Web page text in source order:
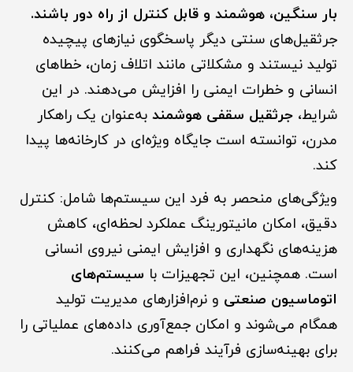
بار سنگین، هوشمند و قابل کنترل از راه دور باشند.
جرثقیل‌های سنتی دیگر پاسخگوی نیازهای پیچیده
تولید نیستند و مشکلاتی مانند اتلاف زمان، خطاهای
انسانی و خطرات ایمنی را افزایش می‌دهند. در این
شرایط، جرثقیل سقفی هوشمند به‌عنوان یک راهکار
مدرن، توانسته است جایگاه ویژه‌ای در کارخانه‌ها پیدا
کند.
ویژگی‌های منحصر به فرد این سیستم‌ها شامل: کنترل
دقیق، امکان مانیتورینگ عملکرد لحظه‌ای، کاهش
هزینه‌های نگهداری و افزایش ایمنی نیروی انسانی
است. همچنین، این تجهیزات با سیستم‌های
اتوماسیون صنعتی و نرم‌افزارهای مدیریت تولید
همگام می‌شوند و امکان جمع‌آوری داده‌های عملیاتی را
برای بهینه‌سازی فرآیند فراهم می‌کنند.